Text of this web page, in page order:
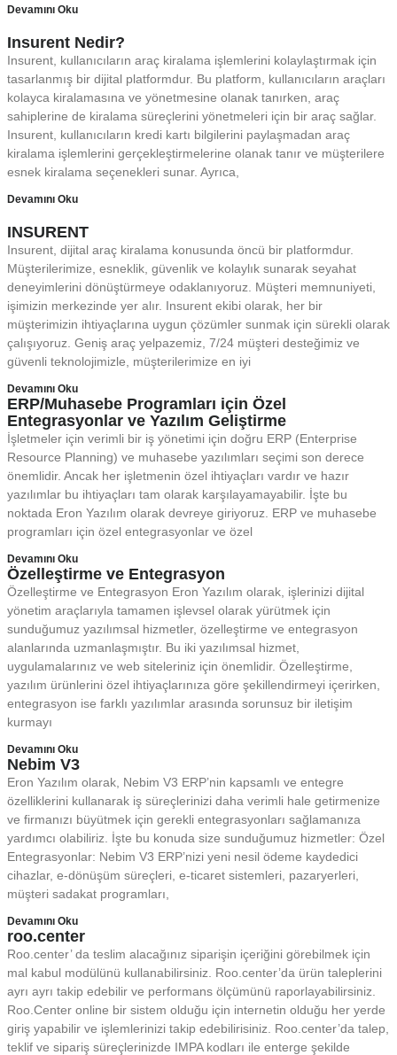
Devamını Oku
Insurent Nedir?
Insurent, kullanıcıların araç kiralama işlemlerini kolaylaştırmak için
tasarlanmış bir dijital platformdur. Bu platform, kullanıcıların araçları
kolayca kiralamasına ve yönetmesine olanak tanırken, araç
sahiplerine de kiralama süreçlerini yönetmeleri için bir araç sağlar.
Insurent, kullanıcıların kredi kartı bilgilerini paylaşmadan araç
kiralama işlemlerini gerçekleştirmelerine olanak tanır ve müşterilere
esnek kiralama seçenekleri sunar. Ayrıca,
Devamını Oku
INSURENT
Insurent, dijital araç kiralama konusunda öncü bir platformdur.
Müşterilerimize, esneklik, güvenlik ve kolaylık sunarak seyahat
deneyimlerini dönüştürmeye odaklanıyoruz. Müşteri memnuniyeti,
işimizin merkezinde yer alır. Insurent ekibi olarak, her bir
müşterimizin ihtiyaçlarına uygun çözümler sunmak için sürekli olarak
çalışıyoruz. Geniş araç yelpazemiz, 7/24 müşteri desteğimiz ve
güvenli teknolojimizle, müşterilerimize en iyi
Devamını Oku
ERP/Muhasebe Programları için Özel
Entegrasyonlar ve Yazılım Geliştirme
İşletmeler için verimli bir iş yönetimi için doğru ERP (Enterprise
Resource Planning) ve muhasebe yazılımları seçimi son derece
önemlidir. Ancak her işletmenin özel ihtiyaçları vardır ve hazır
yazılımlar bu ihtiyaçları tam olarak karşılayamayabilir. İşte bu
noktada Eron Yazılım olarak devreye giriyoruz. ERP ve muhasebe
programları için özel entegrasyonlar ve özel
Devamını Oku
Özelleştirme ve Entegrasyon
Özelleştirme ve Entegrasyon Eron Yazılım olarak, işlerinizi dijital
yönetim araçlarıyla tamamen işlevsel olarak yürütmek için
sunduğumuz yazılımsal hizmetler, özelleştirme ve entegrasyon
alanlarında uzmanlaşmıştır. Bu iki yazılımsal hizmet,
uygulamalarınız ve web siteleriniz için önemlidir. Özelleştirme,
yazılım ürünlerini özel ihtiyaçlarınıza göre şekillendirmeyi içerirken,
entegrasyon ise farklı yazılımlar arasında sorunsuz bir iletişim
kurmayı
Devamını Oku
Nebim V3
Eron Yazılım olarak, Nebim V3 ERP’nin kapsamlı ve entegre
özelliklerini kullanarak iş süreçlerinizi daha verimli hale getirmenize
ve firmanızı büyütmek için gerekli entegrasyonları sağlamanıza
yardımcı olabiliriz. İşte bu konuda size sunduğumuz hizmetler: Özel
Entegrasyonlar: Nebim V3 ERP’nizi yeni nesil ödeme kaydedici
cihazlar, e-dönüşüm süreçleri, e-ticaret sistemleri, pazaryerleri,
müşteri sadakat programları,
Devamını Oku
roo.center
Roo.center’ da teslim alacağınız siparişin içeriğini görebilmek için
mal kabul modülünü kullanabilirsiniz. Roo.center’da ürün taleplerini
ayrı ayrı takip edebilir ve performans ölçümünü raporlayabilirsiniz.
Roo.Center online bir sistem olduğu için internetin olduğu her yerde
giriş yapabilir ve işlemlerinizi takip edebilirisiniz. Roo.center’da talep,
teklif ve sipariş süreçlerinizde IMPA kodları ile enterge şekilde